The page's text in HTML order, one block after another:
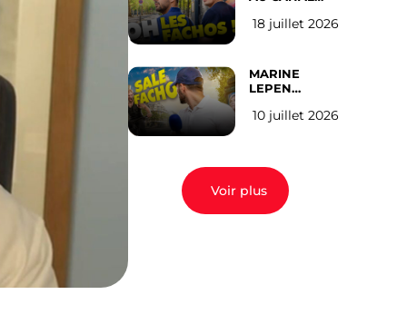
(les gauchistes
18 juillet 2026
MARINE
LEPEN
EN 2027 : l’avis
10 juillet 2026
Voir plus